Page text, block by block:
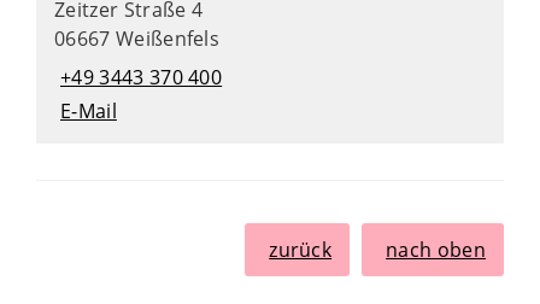
Zeitzer Straße 4
06667 Weißenfels
+49 3443 370 400
E-Mail
zurück nach oben